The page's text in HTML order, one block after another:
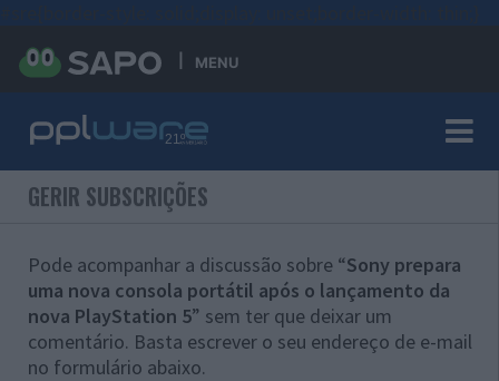
MENU
GERIR SUBSCRIÇÕES
Pode acompanhar a discussão sobre “Sony prepara
uma nova consola portátil após o lançamento da
nova PlayStation 5” sem ter que deixar um
comentário. Basta escrever o seu endereço de e-mail
no formulário abaixo.